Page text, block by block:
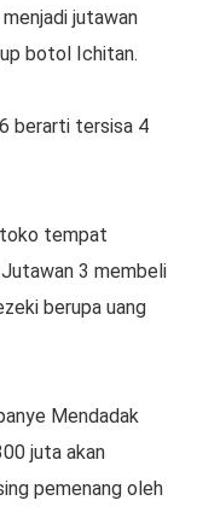
jutawan
botol Ichitan.
berarti tersisa 4
toko tempat
3 membeli
berupa uang
Mendadak
juta akan
pemenang oleh